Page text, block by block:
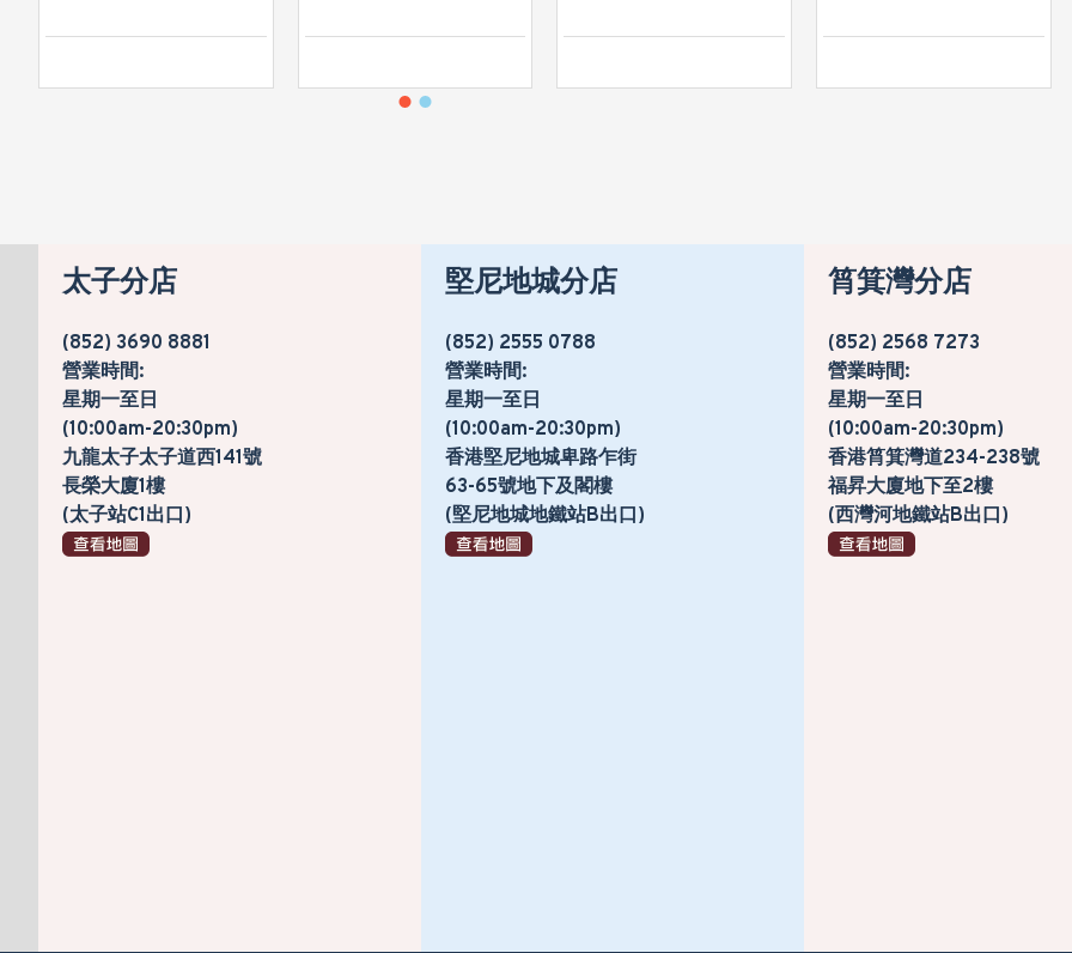
太子分店
(852) 3690 8881
營業時間:
星期一至日
(10:00am-20:30pm)
九龍太子太子道西141號
長榮大廈1樓
(太子站C1出口)
堅尼地城分店
(852) 2555 0788
營業時間:
星期一至日
(10:00am-20:30pm)
香港堅尼地城卑路乍街
63-65號地下及閣樓
(堅尼地城地鐵站B出口)
筲箕灣分店
(852) 2568 7273
營業時間:
星期一至日
(10:00am-20:30pm)
香港筲箕灣道234-238號
福昇大廈地下至2樓
(西灣河地鐵站B出口)